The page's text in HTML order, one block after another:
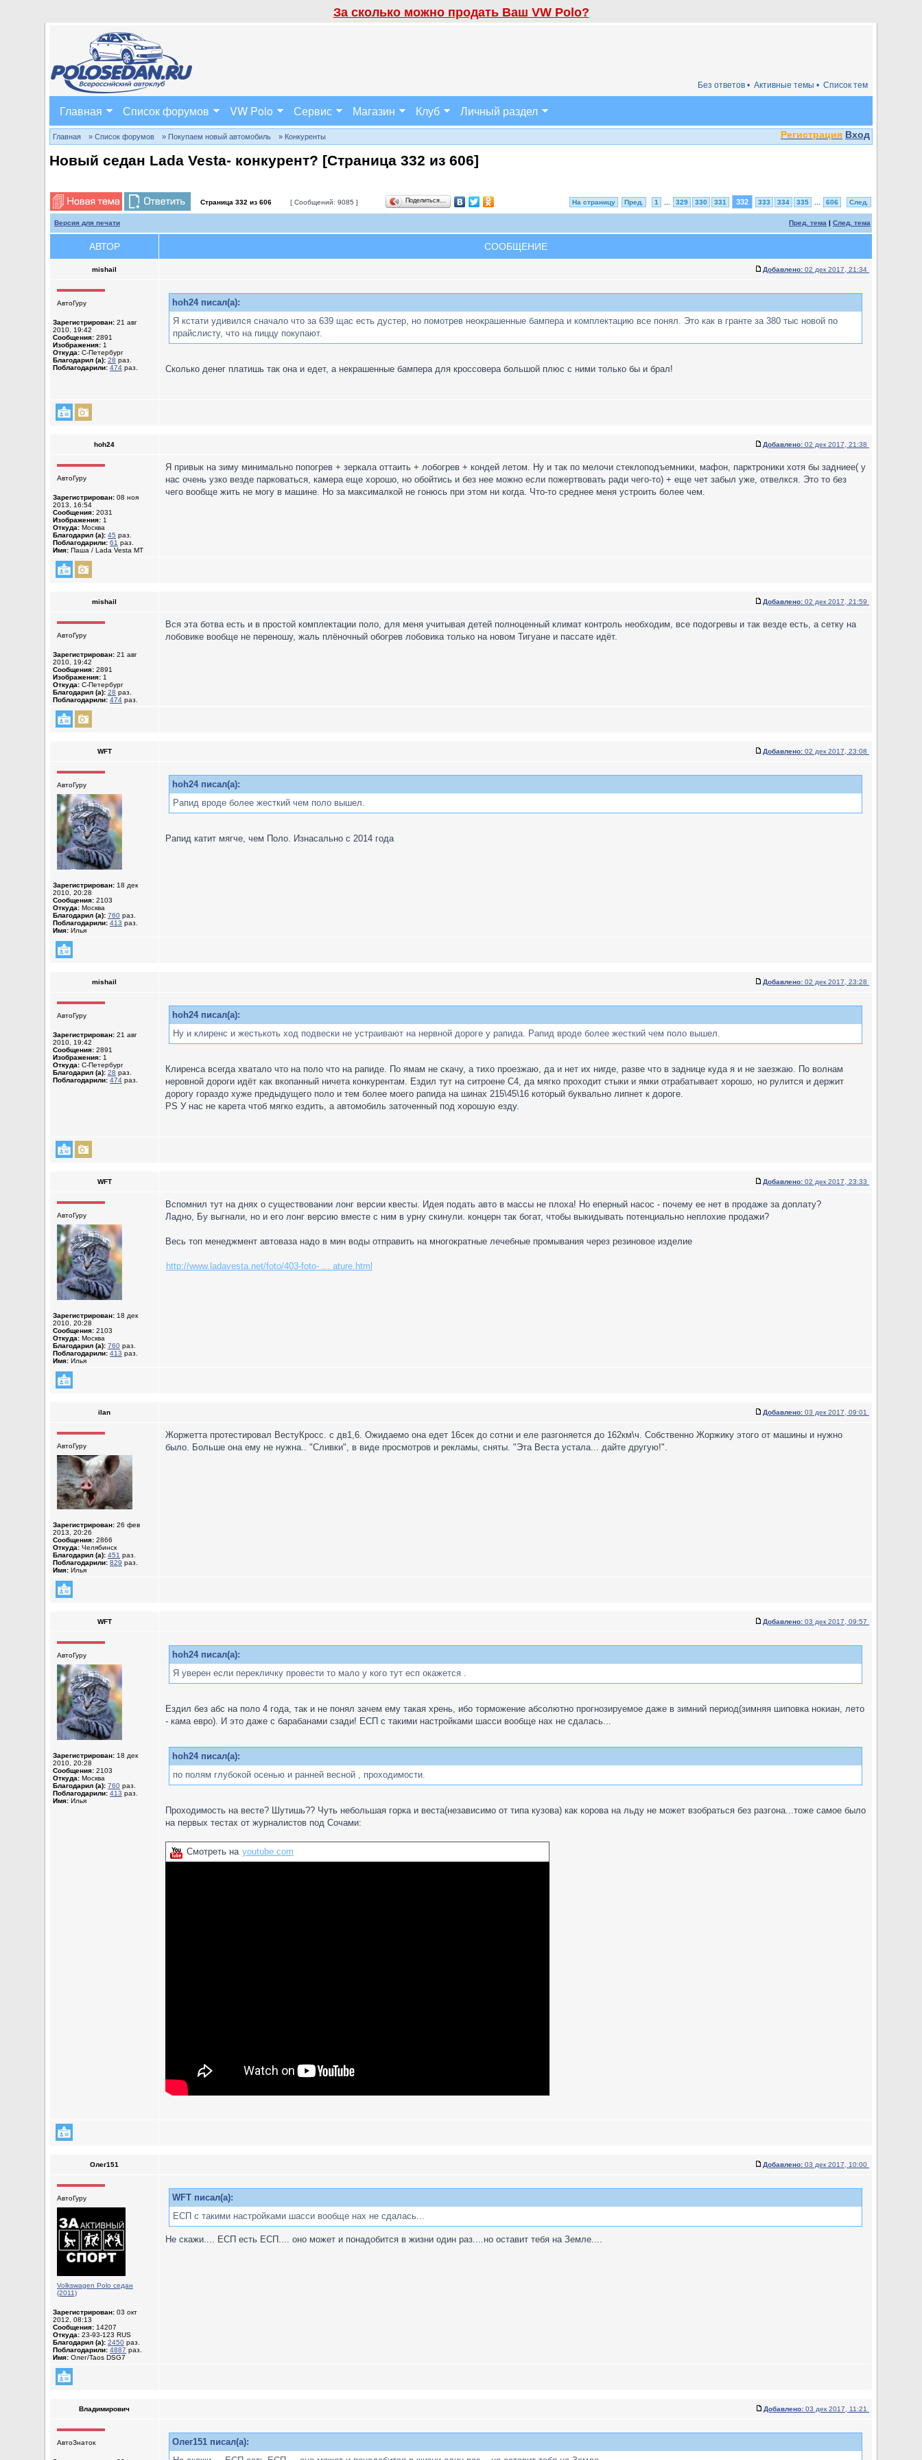
За сколько можно продать Ваш VW Polo?
Список тем
Активные темы •
Без ответов •
Главная Список форумов VW Polo Сервис Магазин Клуб Личный раздел
Регистрация Вход
Главная » Список форумов » Покупаем новый автомобиль » Конкуренты
Новый седан Lada Vesta- конкурент? [Страница 332 из 606]
Страница 332 из 606 [ Сообщений: 9085 ] Поделиться… На страницу Пред. 1 329 330 331 332 333 334 335 606 След.
Версия для печати Пред. тема | След. тема
АВТОР СООБЩЕНИЕ
mishail Добавлено: 02 дек 2017, 21:34
АвтоГуру
Зарегистрирован: 21 авг
2010, 19:42
Сообщения: 2891
Изображения: 1
Откуда: С-Петербург
Благодарил (а): 28 раз.
Поблагодарили: 474 раз.
hoh24 писал(а):
Я кстати удивился сначало что за 639 щас есть дустер, но помотрев неокрашенные бампера и комплектацию все понял. Это как в гранте за 380 тыс новой по
прайслисту, что на пиццу покупают.
Сколько денег платишь так она и едет, а некрашенные бампера для кроссовера большой плюс с ними только бы и брал!
hoh24 Добавлено: 02 дек 2017, 21:38
АвтоГуру
Зарегистрирован: 08 ноя
2013, 16:54
Сообщения: 2031
Изображения: 1
Откуда: Москва
Благодарил (а): 45 раз.
Поблагодарили: 61 раз.
Имя: Паша / Lada Vesta MT
Я привык на зиму минимально попогрев + зеркала оттаить + лобогрев + кондей летом. Ну и так по мелочи стеклоподъемники, мафон, парктроники хотя бы задниее( у
нас очень узко везде парковаться, камера еще хорошо, но обойтись и без нее можно если пожертвовать ради чего-то) + еще чет забыл уже, отвелкся. Это то без
чего вообще жить не могу в машине. Но за максималкой не гонюсь при этом ни когда. Что-то среднее меня устроить более чем.
mishail Добавлено: 02 дек 2017, 21:59
АвтоГуру
Зарегистрирован: 21 авг
2010, 19:42
Сообщения: 2891
Изображения: 1
Откуда: С-Петербург
Благодарил (а): 28 раз.
Поблагодарили: 474 раз.
Вся эта ботва есть и в простой комплектации поло, для меня учитывая детей полноценный климат контроль необходим, все подогревы и так везде есть, а сетку на
лобовике вообще не переношу, жаль плёночный обогрев лобовика только на новом Тигуане и пассате идёт.
WFT Добавлено: 02 дек 2017, 23:08
АвтоГуру
Зарегистрирован: 18 дек
2010, 20:28
Сообщения: 2103
Откуда: Москва
Благодарил (а): 760 раз.
Поблагодарили: 413 раз.
Имя: Илья
hoh24 писал(а):
Рапид вроде более жесткий чем поло вышел.
Рапид катит мягче, чем Поло. Изнасально с 2014 года
mishail Добавлено: 02 дек 2017, 23:28
АвтоГуру
Зарегистрирован: 21 авг
2010, 19:42
Сообщения: 2891
Изображения: 1
Откуда: С-Петербург
Благодарил (а): 28 раз.
Поблагодарили: 474 раз.
hoh24 писал(а):
Ну и клиренс и жестькоть ход подвески не устраивают на нервной дороге у рапида. Рапид вроде более жесткий чем поло вышел.
Клиренса всегда хватало что на поло что на рапиде. По ямам не скачу, а тихо проезжаю, да и нет их нигде, разве что в заднице куда я и не заезжаю. По волнам
неровной дороги идёт как вкопанный ничета конкурентам. Ездил тут на ситроене С4, да мягко проходит стыки и ямки отрабатывает хорошо, но рулится и держит
дорогу гораздо хуже предыдущего поло и тем более моего рапида на шинах 215\45\16 который буквально липнет к дороге.
РS У нас не карета чтоб мягко ездить, а автомобиль заточенный под хорошую езду.
WFT Добавлено: 02 дек 2017, 23:33
АвтоГуру
Зарегистрирован: 18 дек
2010, 20:28
Сообщения: 2103
Откуда: Москва
Благодарил (а): 760 раз.
Поблагодарили: 413 раз.
Имя: Илья
Вспомнил тут на днях о существовании лонг версии квесты. Идея подать авто в массы не плоха! Но еперный насос - почему ее нет в продаже за доплату?
Ладно, Бу выгнали, но и его лонг версию вместе с ним в урну скинули. концерн так богат, чтобы выкидывать потенциально неплохие продажи?
Весь топ менеджмент автоваза надо в мин воды отправить на многократные лечебные промывания через резиновое изделие
http://www.ladavesta.net/foto/403-foto- ... ature.html
ilan Добавлено: 03 дек 2017, 09:01
АвтоГуру
Зарегистрирован: 26 фев
2013, 20:26
Сообщения: 2866
Откуда: Челябинск
Благодарил (а): 451 раз.
Поблагодарили: 829 раз.
Имя: Илья
Жоржетта протестировал ВестуКросс. с дв1,6. Ожидаемо она едет 16сек до сотни и еле разгоняется до 162км\ч. Собственно Жоржику этого от машины и нужно
было. Больше она ему не нужна.. "Сливки", в виде просмотров и рекламы, сняты. "Эта Веста устала... дайте другую!".
WFT Добавлено: 03 дек 2017, 09:57
АвтоГуру
Зарегистрирован: 18 дек
2010, 20:28
Сообщения: 2103
Откуда: Москва
Благодарил (а): 760 раз.
Поблагодарили: 413 раз.
Имя: Илья
hoh24 писал(а):
Я уверен если перекличку провести то мало у кого тут есп окажется .
Ездил без абс на поло 4 года, так и не понял зачем ему такая хрень, ибо торможение абсолютно прогнозируемое даже в зимний период(зимняя шиповка нокиан, лето
- кама евро). И это даже с барабанами сзади! ЕСП с такими настройками шасси вообще нах не сдалась...
hoh24 писал(а):
по полям глубокой осенью и ранней весной , проходимости.
Проходимость на весте? Шутишь?? Чуть небольшая горка и веста(независимо от типа кузова) как корова на льду не может взобраться без разгона...тоже самое было
на первых тестах от журналистов под Сочами:
Смотреть на youtube.com
Олег151 Добавлено: 03 дек 2017, 10:00
АвтоГуру
Volkswagen Polo седан
(2011)
Зарегистрирован: 03 окт
2012, 08:13
Сообщения: 14207
Откуда: 23-93-123 RUS
Благодарил (а): 2450 раз.
Поблагодарили: 4887 раз.
Имя: Олег/Taos DSG7
WFT писал(а):
ЕСП с такими настройками шасси вообще нах не сдалась...
Не скажи.... ЕСП есть ЕСП.... оно может и понадобится в жизни один раз....но оставит тебя на Земле....
Владимирович Добавлено: 03 дек 2017, 11:21
АвтоЗнаток
Олег151 писал(а):